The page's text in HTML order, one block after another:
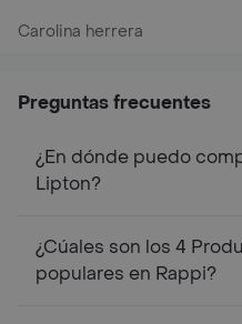
Carolina herrera
Preguntas frecuentes
¿En dónde puedo
Lipton?
¿Cúales son los 4
populares en Rappi?